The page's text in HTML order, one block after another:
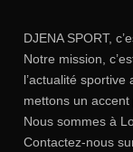
DJENA SPORT,
Notre mission,
l’actualité
mettons un
Nous sommes à
Contactez-nous